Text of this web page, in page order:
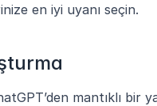
en iyi uyanı seçin.
mantıklı bir